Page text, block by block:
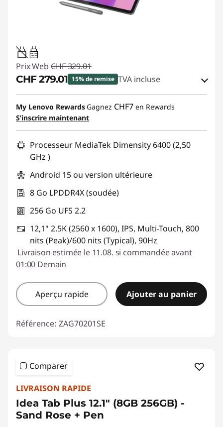
20W-60W
USB PD
Prix Web CHF 329.01
CHF 279.01 15% de remise TVA incluse
Bons de réduction en ligne :-CHF 50.00
Code de réduction :
My Lenovo Rewards Gagnez CHF7 en Rewards
S’inscrire maintenant
Processeur MediaTek Dimensity 6400 (2,50
GHz )
Android 15 ou version ultérieure
8 Go LPDDR4X (soudée)
256 Go UFS 2.2
12,1" 2.5K (2560 x 1600), IPS, Multi-Touch, 800
nits (Peak)/600 nits (Typical), 90Hz
Livraison estimée le 11.08. si commandée avant
01:00 Demain
Aperçu rapide Ajouter au panier
Référence: ZAG70201SE
Comparer
LIVRAISON RAPIDE
Idea Tab Plus 12.1" (8GB 256GB) -
Sand Rose + Pen